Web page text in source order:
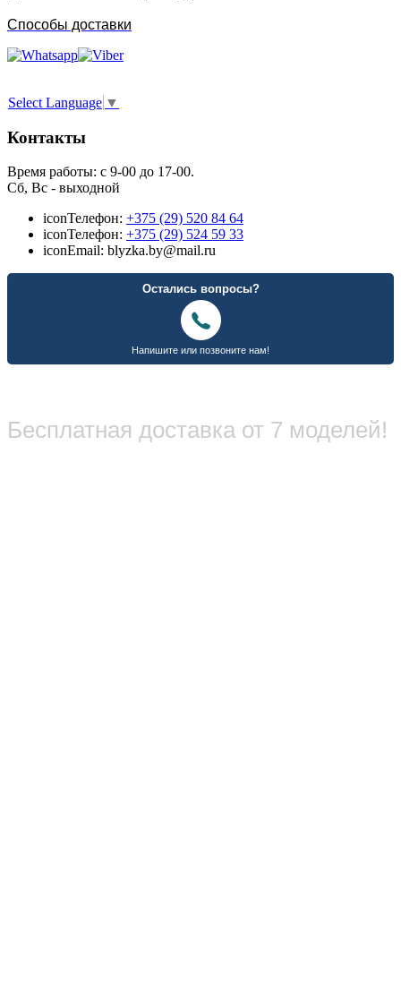
Способы доставки
Select Language ▼
Контакты
Время работы: с 9-00 до 17-00.
Сб, Вс - выходной
iconТелефон: +375 (29) 520 84 64
iconТелефон: +375 (29) 524 59 33
iconEmail: blyzka.by@mail.ru
Бесплатная доставка от 7 моделей!